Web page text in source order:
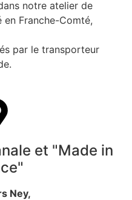
notre atelier de
en Franche-Comté,
par le transporteur
et "Made in
Ney,